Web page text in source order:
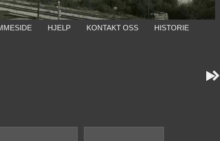
HJELP KONTAKT OSS HISTORIE
